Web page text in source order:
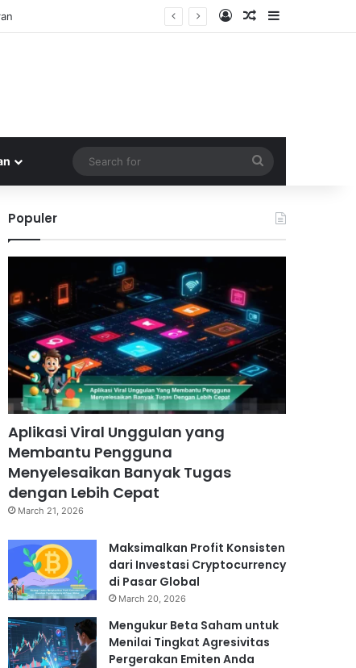
Log InRandom Article
Sidebar
for
Populer
Aplikasi Viral Unggulan yang
Membantu Pengguna
Menyelesaikan Banyak Tugas
dengan Lebih Cepat
March 21, 2026
Maksimalkan Profit Konsisten
dari Investasi Cryptocurrency
di Pasar Global
March 20, 2026
Mengukur Beta Saham untuk
Menilai Tingkat Agresivitas
Pergerakan Emiten Anda